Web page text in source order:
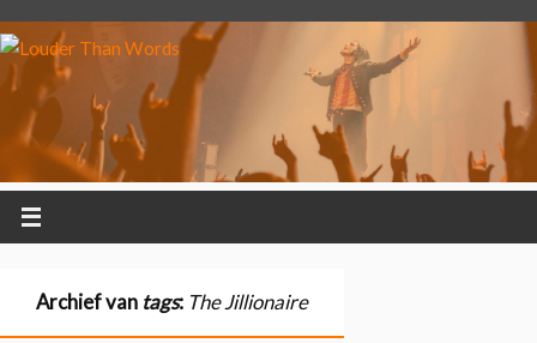
Archief van tags: The Jillionaire